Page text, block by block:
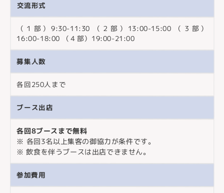
交流形式
（１部）9:30-11:30 （２部）13:00-15:00 （３部）
16:00-18:00 （４部）19:00-21:00
募集人数
各回250人まで
ブース出店
各回8ブースまで無料
※ 各回3名以上集客の御協力が条件です。
※ 飲食を伴うブースは出店できません。
参加費用